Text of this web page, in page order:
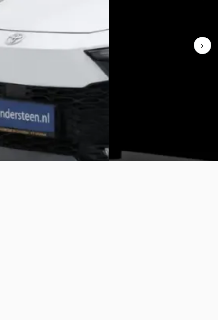
mnd
km · Hybride · Automaat
→
2025 · 9.999 km · Hybride ·
›